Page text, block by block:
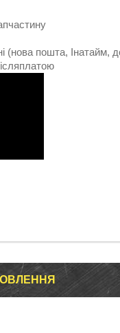
(нова пошта, Інатайм,